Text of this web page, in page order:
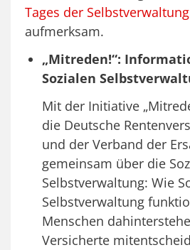
Tages der
aufmerksam.
„Mitreden!“:
Sozialen
Mit der Initiative
die Deutsche
und der Verband der
gemeinsam über die
Selbstverwaltung: Wie
Selbstverwaltung
Menschen
Versicherte